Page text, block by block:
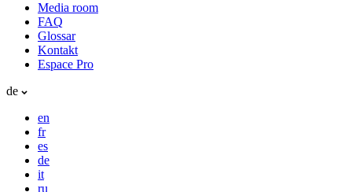
Media room
FAQ
Glossar
Kontakt
Espace Pro
de
en
fr
es
de
it
ru